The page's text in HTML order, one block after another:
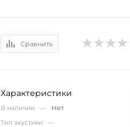
Сравнить
Характеристики
В наличии — Нет
Тип акустики —